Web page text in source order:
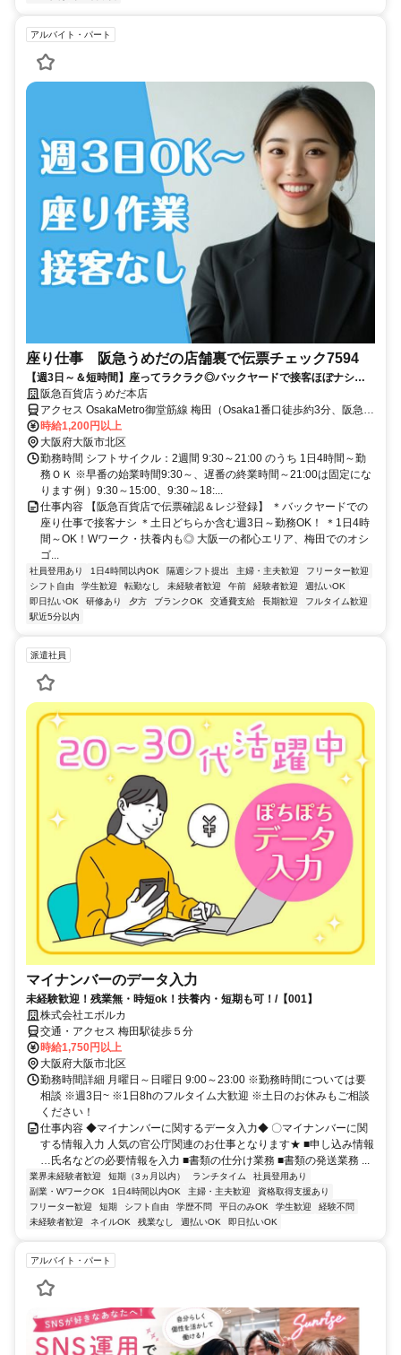
アルバイト・パート
座り仕事 阪急うめだの店舗裏で伝票チェック7594
【週3日～＆短時間】座ってラクラク◎バックヤードで接客ほぼナシ！
駅直結で通勤ラクラク◎
阪急百貨店うめだ本店
アクセス OsakaMetro御堂筋線 梅田（Osaka1番口徒歩約3分、阪急宝
塚本線 大阪梅田（阪急線）大阪駅方面出口徒歩約5分、ＪＲ東海道本
線 大阪御堂筋南口徒歩約5分 各線梅田駅～直結！
時給1,200円以上
大阪府大阪市北区
勤務時間 シフトサイクル：2週間 9:30～21:00 のうち 1日4時間～勤
務ＯＫ ※早番の始業時間9:30～、遅番の終業時間～21:00は固定にな
ります 例）9:30～15:00、9:30～18:...
仕事内容 【阪急百貨店で伝票確認＆レジ登録】 ＊バックヤードでの
座り仕事で接客ナシ ＊土日どちらか含む週3日～勤務OK！ ＊1日4時
間～OK！Wワーク・扶養内も◎ 大阪一の都心エリア、梅田でのオシ
ゴ...
社員登用あり 1日4時間以内OK 隔週シフト提出 主婦・主夫歓迎
フリーター歓迎
シフト自由
学生歓迎 転勤なし 未経験者歓迎 午前 経験者歓迎
週払いOK
即日払いOK
研修あり 夕方 ブランクOK 交通費支給 長期歓迎
フルタイム歓迎
駅近5分以内
派遣社員
マイナンバーのデータ入力
未経験歓迎！残業無・時短ok！扶養内・短期も可！/【001】
株式会社エボルカ
交通・アクセス 梅田駅徒歩５分
時給1,750円以上
大阪府大阪市北区
勤務時間詳細 月曜日～日曜日 9:00～23:00 ※勤務時間については要
相談 ※週3日~ ※1日8hのフルタイム大歓迎 ※土日のお休みもご相談
ください！
仕事内容 ◆マイナンバーに関するデータ入力◆ 〇マイナンバーに関
する情報入力 人気の官公庁関連のお仕事となります★ ■申し込み情報
…氏名などの必要情報を入力 ■書類の仕分け業務 ■書類の発送業務 ...
業界未経験者歓迎 短期（3ヵ月以内） ランチタイム
社員登用あり
副業・WワークOK
1日4時間以内OK 主婦・主夫歓迎
資格取得支援あり
フリーター歓迎
短期 シフト自由 学歴不問 平日のみOK 学生歓迎
経験不問
未経験者歓迎
ネイルOK 残業なし 週払いOK 即日払いOK
アルバイト・パート